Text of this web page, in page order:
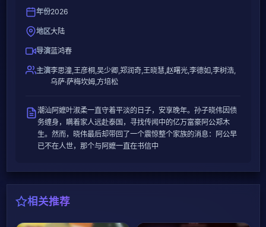
年份2026
地区大陆
导演蓝鸿春
主演李思潼,王彦桐,吴少卿,郑润奇,王晓慧,赵曙光,李德如,李树浩,
乌萨·萨梅坎姆,方培松
潮汕阿嬷叶淑柔一直守着平淡的日子，安享晚年。孙子晓伟因债
务缠身，瞒着家人远赴泰国，寻找传闻中的亿万富豪阿公郑木
生。然而，晓伟最后却带回了一个震惊整个家族的消息：阿公早
已不在人世，那个与阿嬷一直在书信中
相关推荐